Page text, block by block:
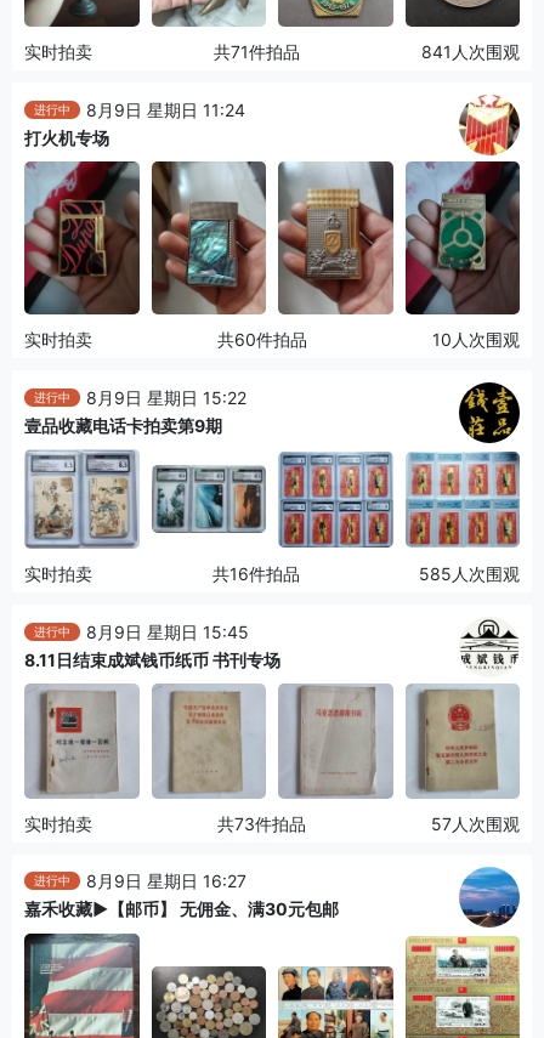
实时拍卖 共71件拍品 841人次围观
进行中
8月9日 星期日 11:24
打火机专场
实时拍卖 共60件拍品 10人次围观
进行中
8月9日 星期日 15:22
壹品收藏电话卡拍卖第9期
实时拍卖 共16件拍品 585人次围观
进行中
8月9日 星期日 15:45
8.11日结束成斌钱币纸币 书刊专场
实时拍卖 共73件拍品 57人次围观
进行中
8月9日 星期日 16:27
嘉禾收藏▶【邮币】 无佣金、满30元包邮